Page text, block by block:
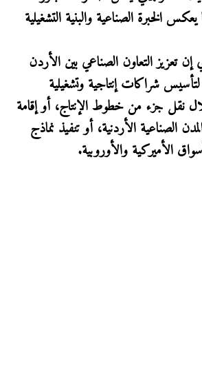
الخبرة الصناعية والبنية التشغيلية
تعزيز التعاون الصناعي بين الأردن
شراكات إنتاجية وتشغيلية
نقل جزء من خطوط الإنتاج، أو إقامة
الصناعية الأردنية، أو تنفيذ نماذج
الأميركية والأوروبية.